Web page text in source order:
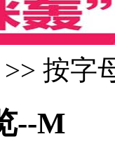
>> 按字
--M